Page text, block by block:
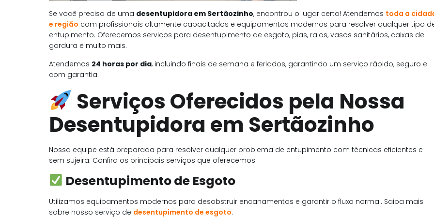
Se você precisa de uma desentupidora em Sertãozinho, encontrou o lugar certo! Atendemos toda a
e região com profissionais altamente capacitados e equipamentos modernos para resolver qualquer tipo
entupimento. Oferecemos serviços para desentupimento de esgoto, pias, ralos, vasos sanitários, caixas de
gordura e muito mais.
Atendemos 24 horas por dia, incluindo finais de semana e feriados, garantindo um serviço rápido, seguro e
com garantia.
Serviços Oferecidos pela Nossa
Desentupidora em Sertãozinho
Nossa equipe está preparada para resolver qualquer problema de entupimento com técnicas eficientes e
sem sujeira. Confira os principais serviços que oferecemos:
Desentupimento de Esgoto
Utilizamos equipamentos modernos para desobstruir encanamentos e garantir o fluxo normal. Saiba mais
sobre nosso serviço de desentupimento de esgoto.